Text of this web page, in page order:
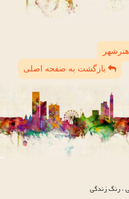
هنرشهر
بازگشت به صفحه اصلی
، رنگ زندگی